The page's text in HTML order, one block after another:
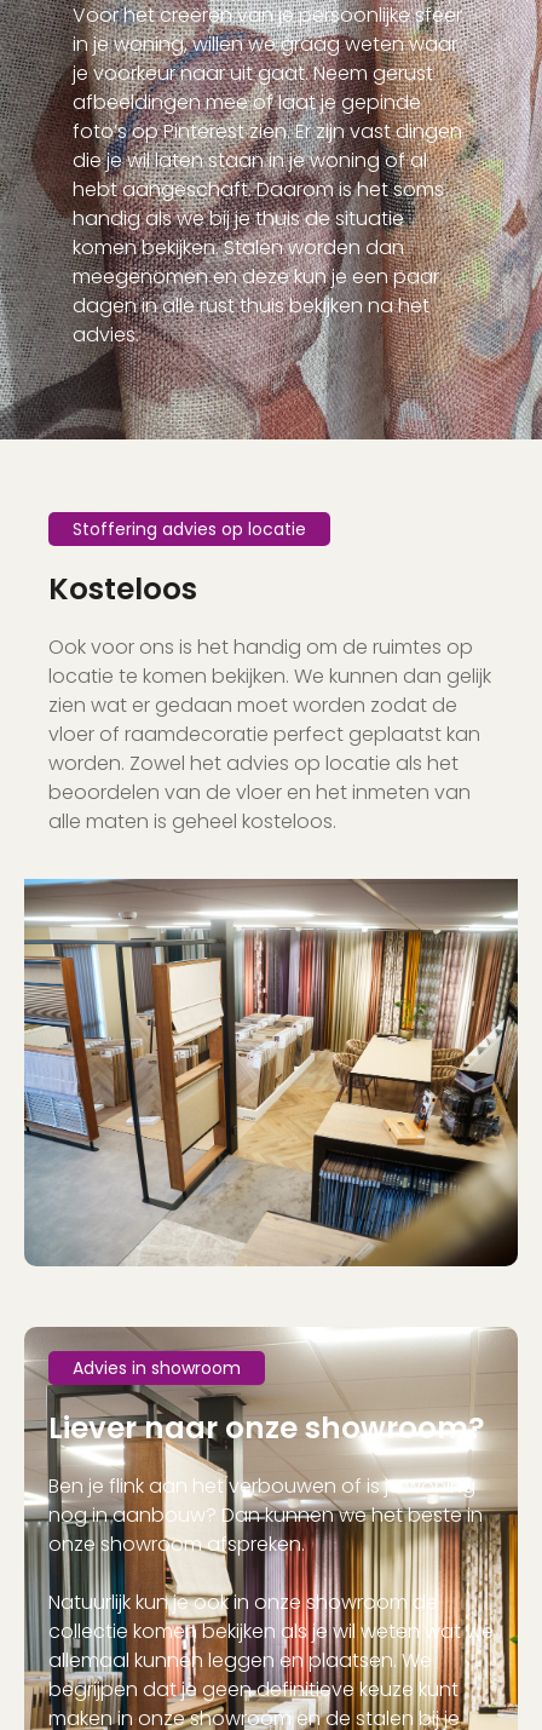
Voor het creëren van je persoonlijke sfeer
in je woning, willen we graag weten waar
je voorkeur naar uit gaat. Neem gerust
afbeeldingen mee of laat je gepinde
foto’s op Pinterest zien. Er zijn vast dingen
die je wil laten staan in je woning of al
hebt aangeschaft. Daarom is het soms
handig als we bij je thuis de situatie
komen bekijken. Stalen worden dan
meegenomen en deze kun je een paar
dagen in alle rust thuis bekijken na het
advies.
Stoffering advies op locatie
Kosteloos
Ook voor ons is het handig om de ruimtes op
locatie te komen bekijken. We kunnen dan gelijk
zien wat er gedaan moet worden zodat de
vloer of raamdecoratie perfect geplaatst kan
worden. Zowel het advies op locatie als het
beoordelen van de vloer en het inmeten van
alle maten is geheel kosteloos.
Advies in showroom
Liever naar onze showroom?
Ben je flink aan het verbouwen of is je woning
nog in aanbouw? Dan kunnen we het beste in
onze showroom afspreken.
Natuurlijk kun je ook in onze showroom de
collectie komen bekijken als je wil weten wat we
allemaal kunnen leggen en plaatsen. We
begrijpen dat je geen definitieve keuze kunt
maken in onze showroom en de stalen bij je